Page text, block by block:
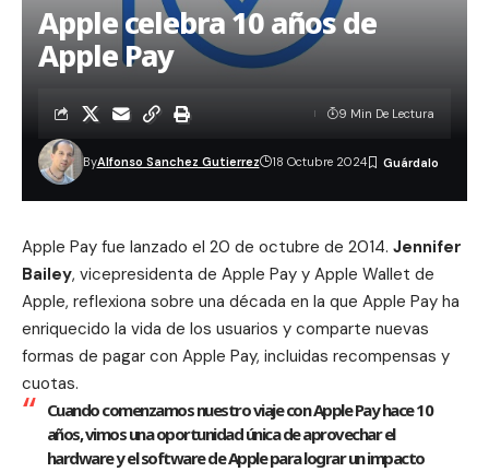
Apple celebra 10 años de
Apple Pay
ByAlfonso Sanchez Gutierrez 18 Octubre 2024
9 Min De Lectura
Apple Pay fue lanzado el 20 de octubre de 2014. Jennifer
Bailey, vicepresidenta de Apple Pay y Apple Wallet de
Apple, reflexiona sobre una década en la que Apple Pay ha
enriquecido la vida de los usuarios y comparte nuevas
formas de pagar con Apple Pay, incluidas recompensas y
cuotas.
Cuando comenzamos nuestro viaje con Apple Pay hace 10
años, vimos una oportunidad única de aprovechar el
hardware y el software de Apple para lograr un impacto